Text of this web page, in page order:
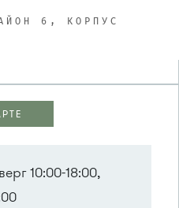
6, КОРПУС
10:00-18:00,